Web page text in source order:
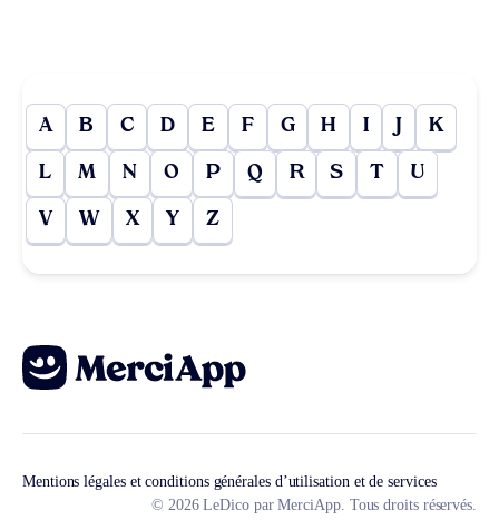
A B C D E F G H I J K
L M N O P Q R S T U
V W X Y Z
Mentions légales et conditions générales d’utilisation et de services
© 2026 LeDico par MerciApp. Tous droits réservés.